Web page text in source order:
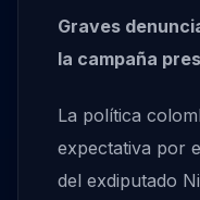
Graves
la campaña
La política
expectativa por
del exdiputado